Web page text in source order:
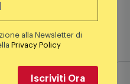
simili
alla Newsletter di
Privacy Policy
Iscriviti Ora